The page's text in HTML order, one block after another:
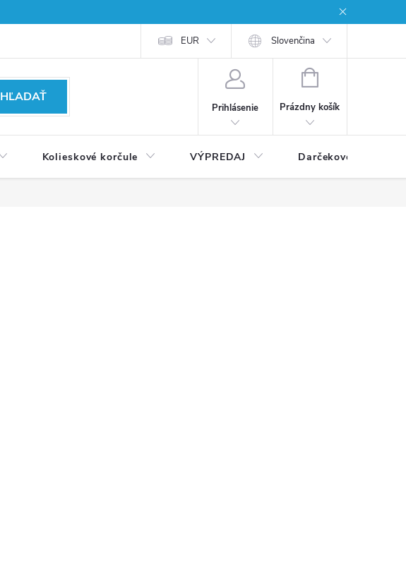
EUR Slovenčina
HĽADAŤ
Prihlásenie
NÁKUPNÝ
Prázdny košík
Kolieskové korčule VÝPREDAJ Darčekové poukážky